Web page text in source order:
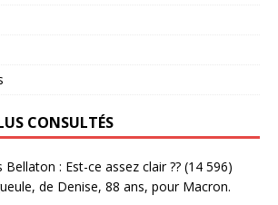
CONSULTÉS
: Est-ce assez clair ?? (14 596)
de Denise, 88 ans, pour Macron.